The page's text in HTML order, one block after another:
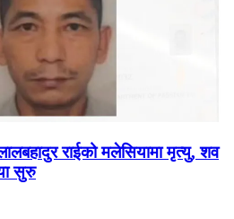
राईको मलेसियामा मृत्यु, शव
सुरु